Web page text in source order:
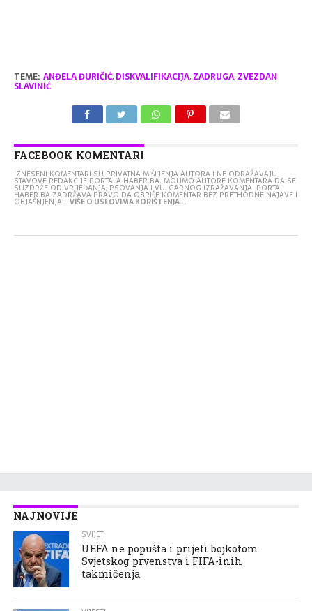
TEME: ANĐELA ĐURIČIĆ, DISKVALIFIKACIJA, ZADRUGA, ZVEZDAN
SLAVINIĆ
FACEBOOK KOMENTARI
IZNESENI KOMENTARI SU PRIVATNA MIŠLJENJA AUTORA I NE ODRAŽAVAJU
STAVOVE REDAKCIJE PORTALA HABER.BA. MOLIMO AUTORE KOMENTARA DA SE
SUZDRŽE OD VRIJEĐANJA, PSOVANJA I VULGARNOG IZRAŽAVANJA. PORTAL
HABER.BA ZADRŽAVA PRAVO DA OBRIŠE KOMENTAR BEZ PRETHODNE NAJAVE I
OBJAŠNJENJA -VIŠE O USLOVIMA KORIŠTENJA...
NAJNOVIJE
SVIJET
UEFA ne popušta i prijeti bojkotom
Svjetskog prvenstva i FIFA-inih
takmičenja